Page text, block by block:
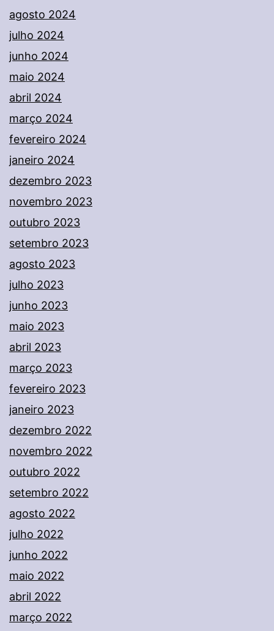
agosto 2024
julho 2024
junho 2024
maio 2024
abril 2024
março 2024
fevereiro 2024
janeiro 2024
dezembro 2023
novembro 2023
outubro 2023
setembro 2023
agosto 2023
julho 2023
junho 2023
maio 2023
abril 2023
março 2023
fevereiro 2023
janeiro 2023
dezembro 2022
novembro 2022
outubro 2022
setembro 2022
agosto 2022
julho 2022
junho 2022
maio 2022
abril 2022
março 2022